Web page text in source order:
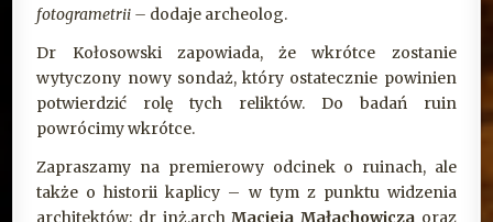
fotogrametrii – dodaje archeolog.
Dr Kołosowski zapowiada, że wkrótce zostanie
wytyczony nowy sondaż, który ostatecznie powinien
potwierdzić rolę tych reliktów. Do badań ruin
powrócimy wkrótce.
Zapraszamy na premierowy odcinek o ruinach, ale
także o historii kaplicy – w tym z punktu widzenia
architektów: dr inż.archMacieja Małachowicza oraz